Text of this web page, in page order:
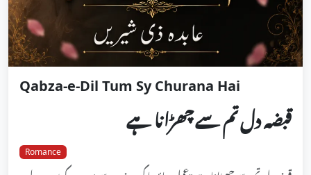
Qabza-e-Dil Tum Sy Churana Hai
قبضہ دل تم سے چھڑانا ہے
Romance